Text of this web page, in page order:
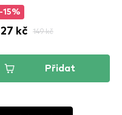
-15%
kč 149 kč
Přidat